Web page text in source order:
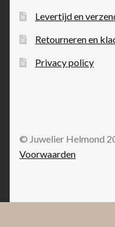
Levertijd en
Retourneren en
Privacy policy
© Juwelier Helmond
Voorwaarden